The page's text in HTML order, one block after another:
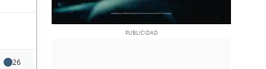
26